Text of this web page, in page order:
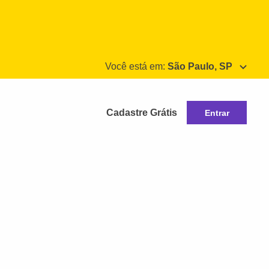
Você está em: São Paulo, SP
Cadastre Grátis Entrar